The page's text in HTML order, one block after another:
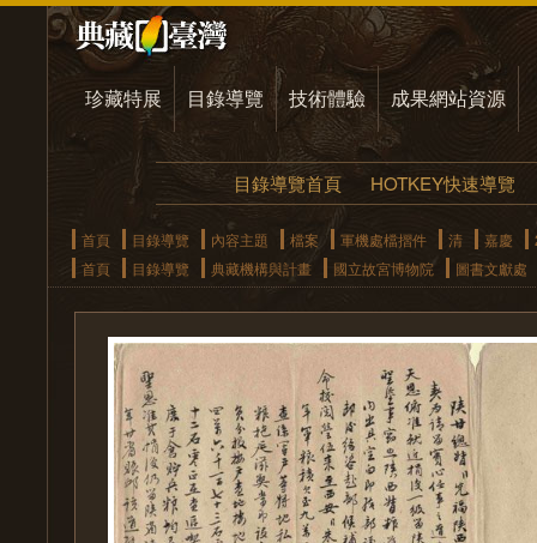
珍藏特展 目錄導覽 技術體驗 成果網站資源
目錄導覽首頁 HOTKEY快速導覽
首頁 目錄導覽 內容主題 檔案 軍機處檔摺件 清 嘉慶
首頁
目錄導覽 典藏機構與計畫 國立故宮博物院 圖書文獻處